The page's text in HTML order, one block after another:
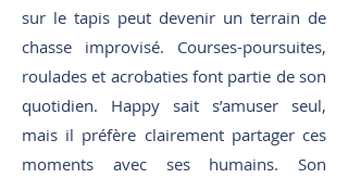
sur le tapis peut devenir un terrain de
chasse improvisé. Courses-poursuites,
roulades et acrobaties font partie de son
quotidien. Happy sait s’amuser seul,
mais il préfère clairement partager ces
moments avec ses humains. Son